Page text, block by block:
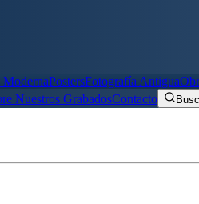
PostersFotografía Antigua
Nuestros GrabadosContacto